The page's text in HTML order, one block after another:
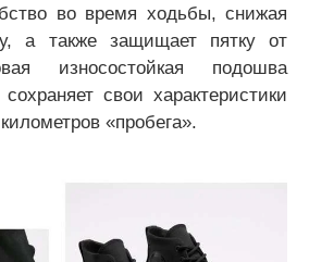
во время ходьбы, снижая
а также защищает пятку от
износостойкая подошва
свои характеристики
«пробега».